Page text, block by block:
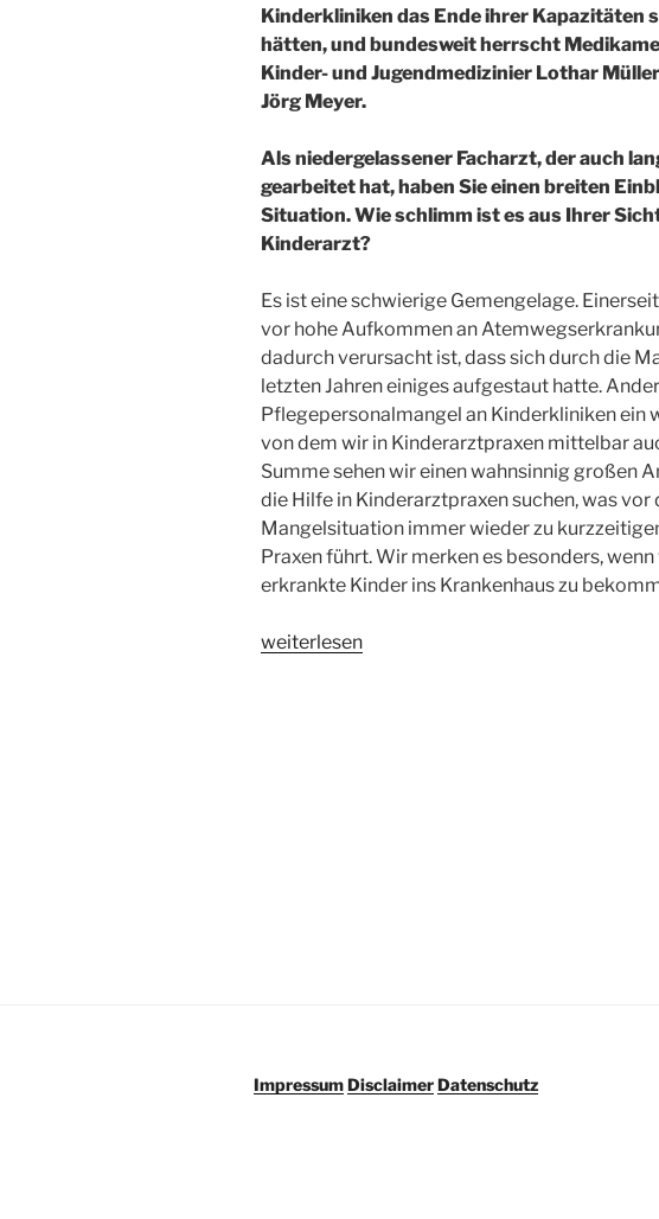
Kinderkliniken das Ende ihrer Kapazitäten
hätten, und bundesweit herrscht
Kinder- und Jugendmedizinier Lothar
Jörg Meyer.
Als niedergelassener Facharzt, der auch
gearbeitet hat, haben Sie einen breiten
Situation. Wie schlimm ist es aus Ihrer
Kinderarzt?
Es ist eine schwierige Gemengelage.
vor hohe Aufkommen an
dadurch verursacht ist, dass sich durch die
letzten Jahren einiges aufgestaut hatte.
Pflegepersonalmangel an Kinderkliniken ein
von dem wir in Kinderarztpraxen mittelbar
Summe sehen wir einen wahnsinnig großen
die Hilfe in Kinderarztpraxen suchen, was
Mangelsituation immer wieder zu
Praxen führt. Wir merken es besonders,
erkrankte Kinder ins Krankenhaus zu
„„Das
weiterlesen
ImpressumDisclaimerDatenschutz